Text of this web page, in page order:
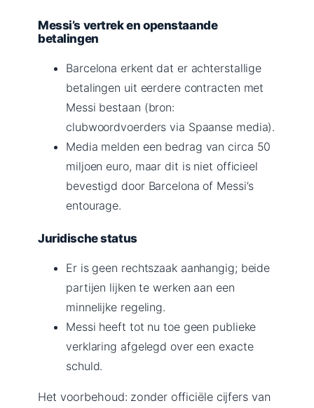
Messi’s vertrek en openstaande
betalingen
Barcelona erkent dat er achterstallige
betalingen uit eerdere contracten met
Messi bestaan (bron:
clubwoordvoerders via Spaanse media).
Media melden een bedrag van circa 50
miljoen euro, maar dit is niet officieel
bevestigd door Barcelona of Messi’s
entourage.
Juridische status
Er is geen rechtszaak aanhangig; beide
partijen lijken te werken aan een
minnelijke regeling.
Messi heeft tot nu toe geen publieke
verklaring afgelegd over een exacte
schuld.
Het voorbehoud: zonder officiële cijfers van